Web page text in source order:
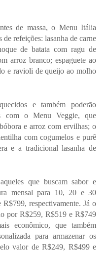
de massa, o Menu Itália
refeições: lasanha de carne
de batata com ragu de
arroz branco; espaguete ao
e ravioli de queijo ao molho
e também poderão
com o Menu Veggie, que
e arroz com ervilhas; o
com cogumelos e purê
e a tradicional lasanha de
que buscam sabor e
mensal para 10, 20 e 30
respectivamente. Já o
por R$259, R$519 e R$749
econômico, que também
para armazenar os
valor de R$249, R$499 e